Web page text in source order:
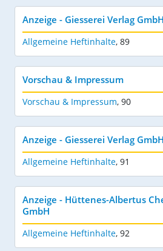
Anzeige - Giesserei Verlag GmbH
Allgemeine Heftinhalte, 89
Vorschau & Impressum
Vorschau & Impressum, 90
Anzeige - Giesserei Verlag GmbH
Allgemeine Heftinhalte, 91
Anzeige - Hüttenes-Albertus
GmbH
Allgemeine Heftinhalte, 92